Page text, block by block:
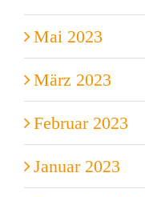
Mai 2023
März 2023
Februar 2023
Januar 2023